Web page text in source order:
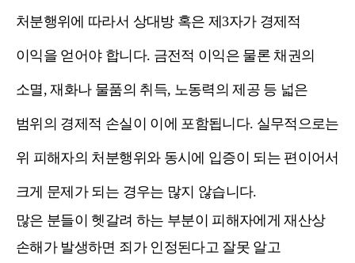
처분행위에 따라서 상대방 혹은 제3자가 경제적
이익을 얻어야 합니다. 금전적 이익은 물론 채권의
소멸, 재화나 물품의 취득, 노동력의 제공 등 넓은
범위의 경제적 손실이 이에 포함됩니다. 실무적으로는
위 피해자의 처분행위와 동시에 입증이 되는 편이어서
크게 문제가 되는 경우는 많지 않습니다.
많은 분들이 헷갈려 하는 부분이 피해자에게 재산상
손해가 발생하면 죄가 인정된다고 잘못 알고